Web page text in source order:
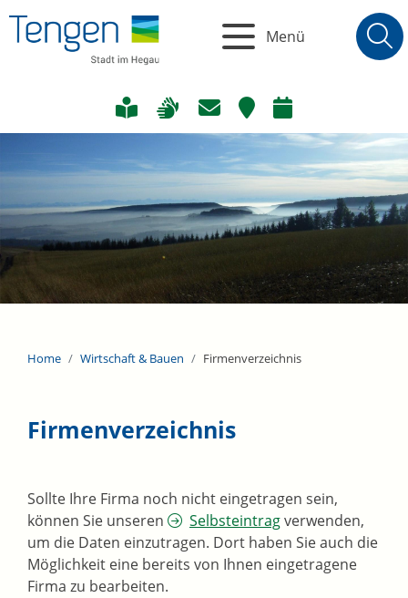
Menü
Home Wirtschaft & Bauen Firmenverzeichnis
Firmenverzeichnis
Sollte Ihre Firma noch nicht eingetragen sein,
können Sie unseren
Selbsteintragverwenden,
um die Daten einzutragen. Dort haben Sie auch die
Möglichkeit eine bereits von Ihnen eingetragene
Firma zu bearbeiten.